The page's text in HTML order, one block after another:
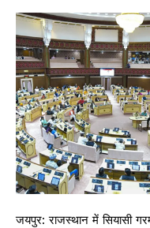
जयपुर: राजस्थान में सियासी